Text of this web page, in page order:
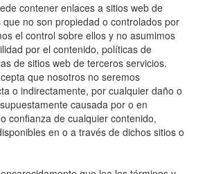
contener enlaces a sitios web de
no son propiedad o controlados por
el control sobre ellos y no asumimos
por el contenido, políticas de
de sitios web de terceros servicios.
que nosotros no seremos
o indirectamente, por cualquier daño o
causada por o en
confianza de cualquier contenido,
en o a través de dichos sitios o